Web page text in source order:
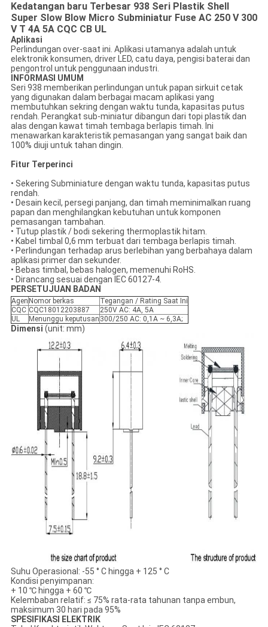
Kedatangan baru Terbesar 938 Seri Plastik Shell
Super Slow Blow Micro Subminiatur Fuse AC 250 V 300
V T 4A 5A CQC CB UL
Aplikasi
Perlindungan over-saat ini. Aplikasi utamanya adalah untuk
elektronik konsumen, driver LED, catu daya, pengisi baterai dan
pengontrol untuk penggunaan industri.
INFORMASI UMUM
Seri 938 memberikan perlindungan untuk papan sirkuit cetak
yang digunakan dalam berbagai macam aplikasi yang
membutuhkan sekring dengan waktu tunda, kapasitas putus
rendah. Perangkat sub-miniatur dibangun dari topi plastik dan
alas dengan kawat timah tembaga berlapis timah. Ini
menawarkan karakteristik pemasangan yang sangat baik dan
100% diuji untuk tahan dingin.
Fitur Terperinci
• Sekering Subminiature dengan waktu tunda, kapasitas putus
rendah.
• Desain kecil, persegi panjang, dan timah meminimalkan ruang
papan dan menghilangkan kebutuhan untuk komponen
pemasangan tambahan.
• Tutup plastik / bodi sekering thermoplastik hitam.
• Kabel timbal 0,6 mm terbuat dari tembaga berlapis timah.
• Perlindungan terhadap arus berlebihan yang berbahaya dalam
aplikasi primer dan sekunder.
• Bebas timbal, bebas halogen, memenuhi RoHS.
• Dirancang sesuai dengan IEC 60127-4.
PERSETUJUAN BADAN
Agen Nomor berkas
Tegangan / Rating Saat Ini
CQC CQC18012203887
250V AC: 4A, 5A
UL
Menunggu keputusan 300/250 AC: 0,1A ~ 6,3A;
Dimensi (unit: mm)
Suhu Operasional: -55 ° C hingga + 125 ° C
Kondisi penyimpanan:
+ 10 ℃ hingga + 60 ℃
Kelembaban relatif: ≤ 75% rata-rata tahunan tanpa embun,
maksimum 30 hari pada 95%
SPESIFIKASI ELEKTRIK